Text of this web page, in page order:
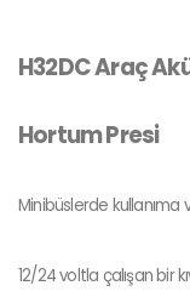
H32DC Araç
Hortum Presi
Minibüslerde
12/24 voltla çalışan bir